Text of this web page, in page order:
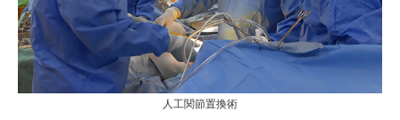
人工関節置換術